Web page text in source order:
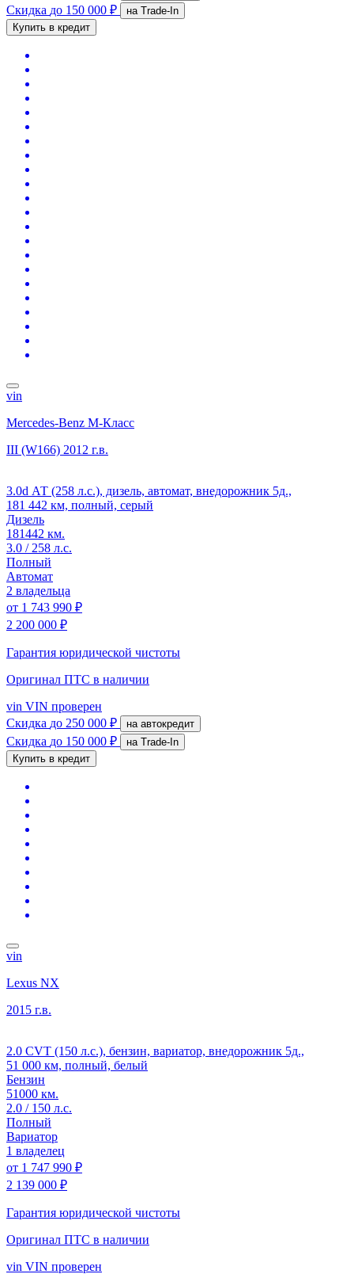
Скидка до 150 000 ₽
на Trade-In
Купить в кредит
vin
Mercedes-Benz M-Класс
III (W166) 2012 г.в.
3.0d АТ (258 л.с.), дизель, автомат, внедорожник 5д.,
181 442 км, полный, серый
Дизель
181442 км.
3.0 / 258 л.с.
Полный
Автомат
2 владельца
от 1 743 990 ₽
2 200 000 ₽
Гарантия юридической чистоты
Оригинал ПТС в наличии
vin VIN проверен
Скидка до 250 000 ₽ на автокредит
Скидка до 150 000 ₽
на Trade-In
Купить в кредит
vin
Lexus NX
2015 г.в.
2.0 CVT (150 л.с.), бензин, вариатор, внедорожник 5д.,
51 000 км, полный, белый
Бензин
51000 км.
2.0 / 150 л.с.
Полный
Вариатор
1 владелец
от 1 747 990 ₽
2 139 000 ₽
Гарантия юридической чистоты
Оригинал ПТС в наличии
vin VIN проверен